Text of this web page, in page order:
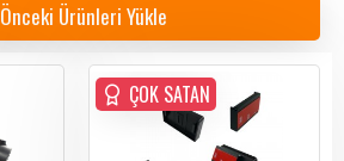
Önceki Ürünleri Yükle
ÇOK SATAN